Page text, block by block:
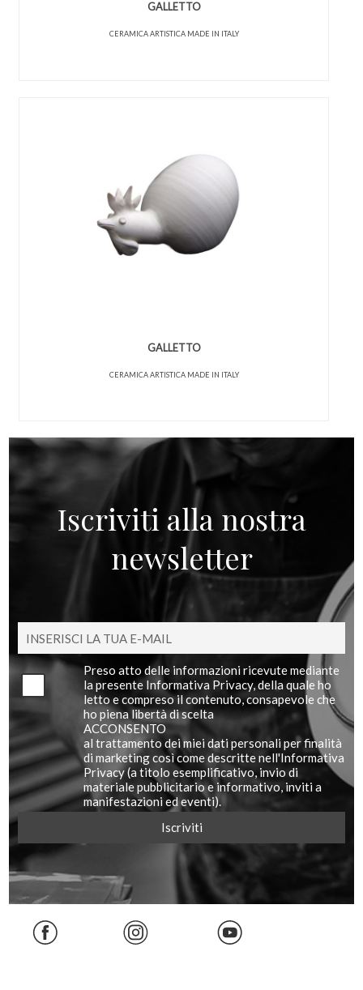
GALLETTO
CERAMICA ARTISTICA MADE IN ITALY
GALLETTO
CERAMICA ARTISTICA MADE IN ITALY
Iscriviti alla nostra
newsletter
Preso atto delle informazioni ricevute mediante
la presente Informativa Privacy, della quale ho
letto e compreso il contenuto, consapevole che
ho piena libertà di scelta
ACCONSENTO
al trattamento dei miei dati personali per finalità
di marketing così come descritte nell'Informativa
Privacy (a titolo esemplificativo, invio di
materiale pubblicitario e informativo, inviti a
manifestazioni ed eventi).